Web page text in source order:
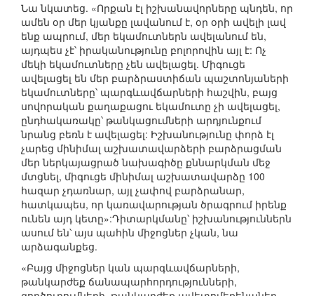
Նա նկատեց. «Որքան էլ իշխանավորները պնդեն, որ
ամեն օր մեր կյանքը լավանում է, օր օրի ավելի լավ
ենք ապրում, մեր եկամուտներն ավելանում են,
այդպես չէ՝ իրականությունը բոլորովին այլ է: Ոչ
մեկի եկամուտները չեն ավելացել. Միգուցե
ավելացել են մեր բարձրաստիճան պաշտոնյաների
եկամուտները՝ պարգևավճարների հաշվին, բայց
սովորական քաղաքացու եկամուտը չի ավելացել,
ընդհակառակը՝ թանկացումների արդյունքում
նրանց բեռն է ավելացել: Իշխանությունը փորձ էլ
չարեց մինիմալ աշխատավարձերի բարձրացման
մեր ներկայացրած նախագիծը քննարկման մեջ
մտցնել, միգուցե մինիմալ աշխատավարձը 100
հազար չդառնար, այլ չափով բարձրանար,
հատկապես, որ կառավարության ծրագրում իրենք
ունեն այդ կետը»:Դիտարկմանը՝ իշխանություններն
ասում են՝ այս պահին միջոցներ չկան, նա
արձագանքեց.
«Բայց միջոցներ կան պարգևավճարների,
թանկարժեք ճանապարհորդությունների,